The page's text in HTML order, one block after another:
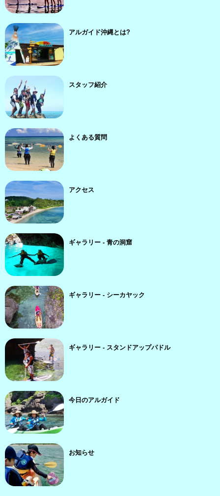
アルガイド沖縄とは?
スタッフ紹介
よくある質問
アクセス
ギャラリー - 青の洞窟
ギャラリー - シーカヤック
ギャラリー - スタンドアップパドル
今日のアルガイド
お知らせ